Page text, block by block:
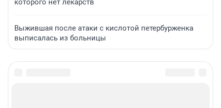
которого нет лекарств
Выжившая после атаки с кислотой петербурженка
выписалась из больницы